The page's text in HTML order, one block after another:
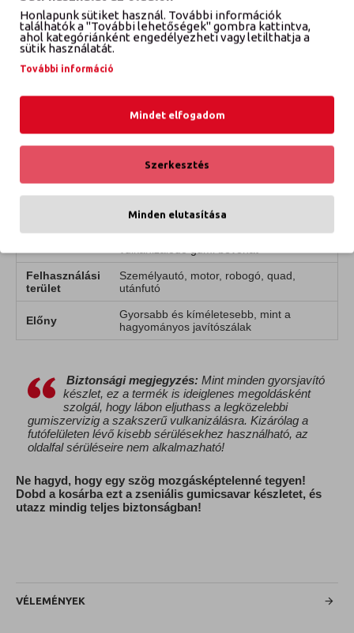
csavar), és óvatosan távolítsd el a gumiból.
Behajtás:Válaszd ki a megfelelő méretű gumicsavart,
helyezd a lyukra, és egy csavarhúzó segítségével
óvatosan, de határozottan tekerd be teljesen a gumi
felületéig (vagy picit süllyesztve).
Kész:Ellenőrizd a tömítettséget, fújd fel az abroncsot a
gyári nyomásra, és már indulhatsz is a legközelebbi
Műszaki adatok:
TULAJDONSÁG RÉSZLETEK
Kizárólag tömlő nélküli abroncsokhoz
Nagy szilárdságú fém mag + speciális
Felhasználási
terület
Személyautó, motor, robogó, quad,
utánfutó
Előny
Gyorsabb és kíméletesebb, mint a
hagyományos javítószálak
Biztonsági megjegyzés: Mint minden gyorsjavító
készlet, ez a termék is ideiglenes megoldásként
szolgál, hogy lábon eljuthass a legközelebbi
gumiszervizig a szakszerű vulkanizálásra. Kizárólag a
futófelületen lévő kisebb sérülésekhez használható, az
oldalfal sérüléseire nem alkalmazható!
Ne hagyd, hogy egy szög mozgásképtelenné tegyen!
Dobd a kosárba ezt a zseniális gumicsavar készletet, és
utazz mindig teljes biztonságban!
VÉLEMÉNYEK
Honlapunk sütiket használ. További információk
találhatók a "További lehetőségek" gombra kattintva,
ahol kategóriánként engedélyezheti vagy letilthatja a
sütik használatát.
További információ
Mindet elfogadom
Szerkesztés
Minden elutasítása